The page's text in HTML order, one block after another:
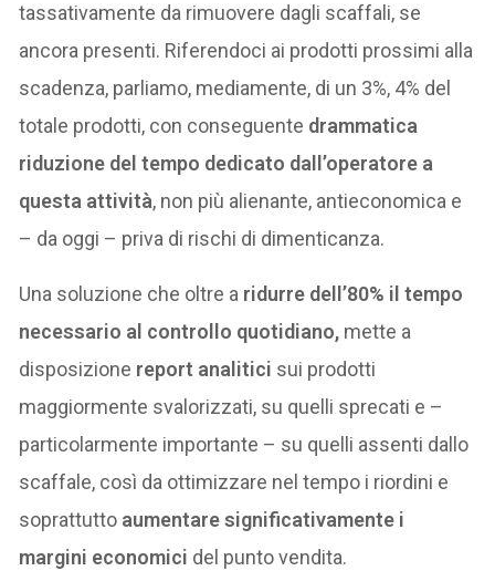
tassativamente da rimuovere dagli scaffali, se
ancora presenti. Riferendoci ai prodotti prossimi alla
scadenza, parliamo, mediamente, di un 3%, 4% del
totale prodotti, con conseguente drammatica
riduzione del tempo dedicato dall’operatore a
questa attività, non più alienante, antieconomica e
– da oggi – priva di rischi di dimenticanza.
Una soluzione che oltre a ridurre dell’80% il tempo
necessario al controllo quotidiano, mette a
disposizione report analitici sui prodotti
maggiormente svalorizzati, su quelli sprecati e –
particolarmente importante – su quelli assenti dallo
scaffale, così da ottimizzare nel tempo i riordini e
soprattutto aumentare significativamente i
margini economici del punto vendita.